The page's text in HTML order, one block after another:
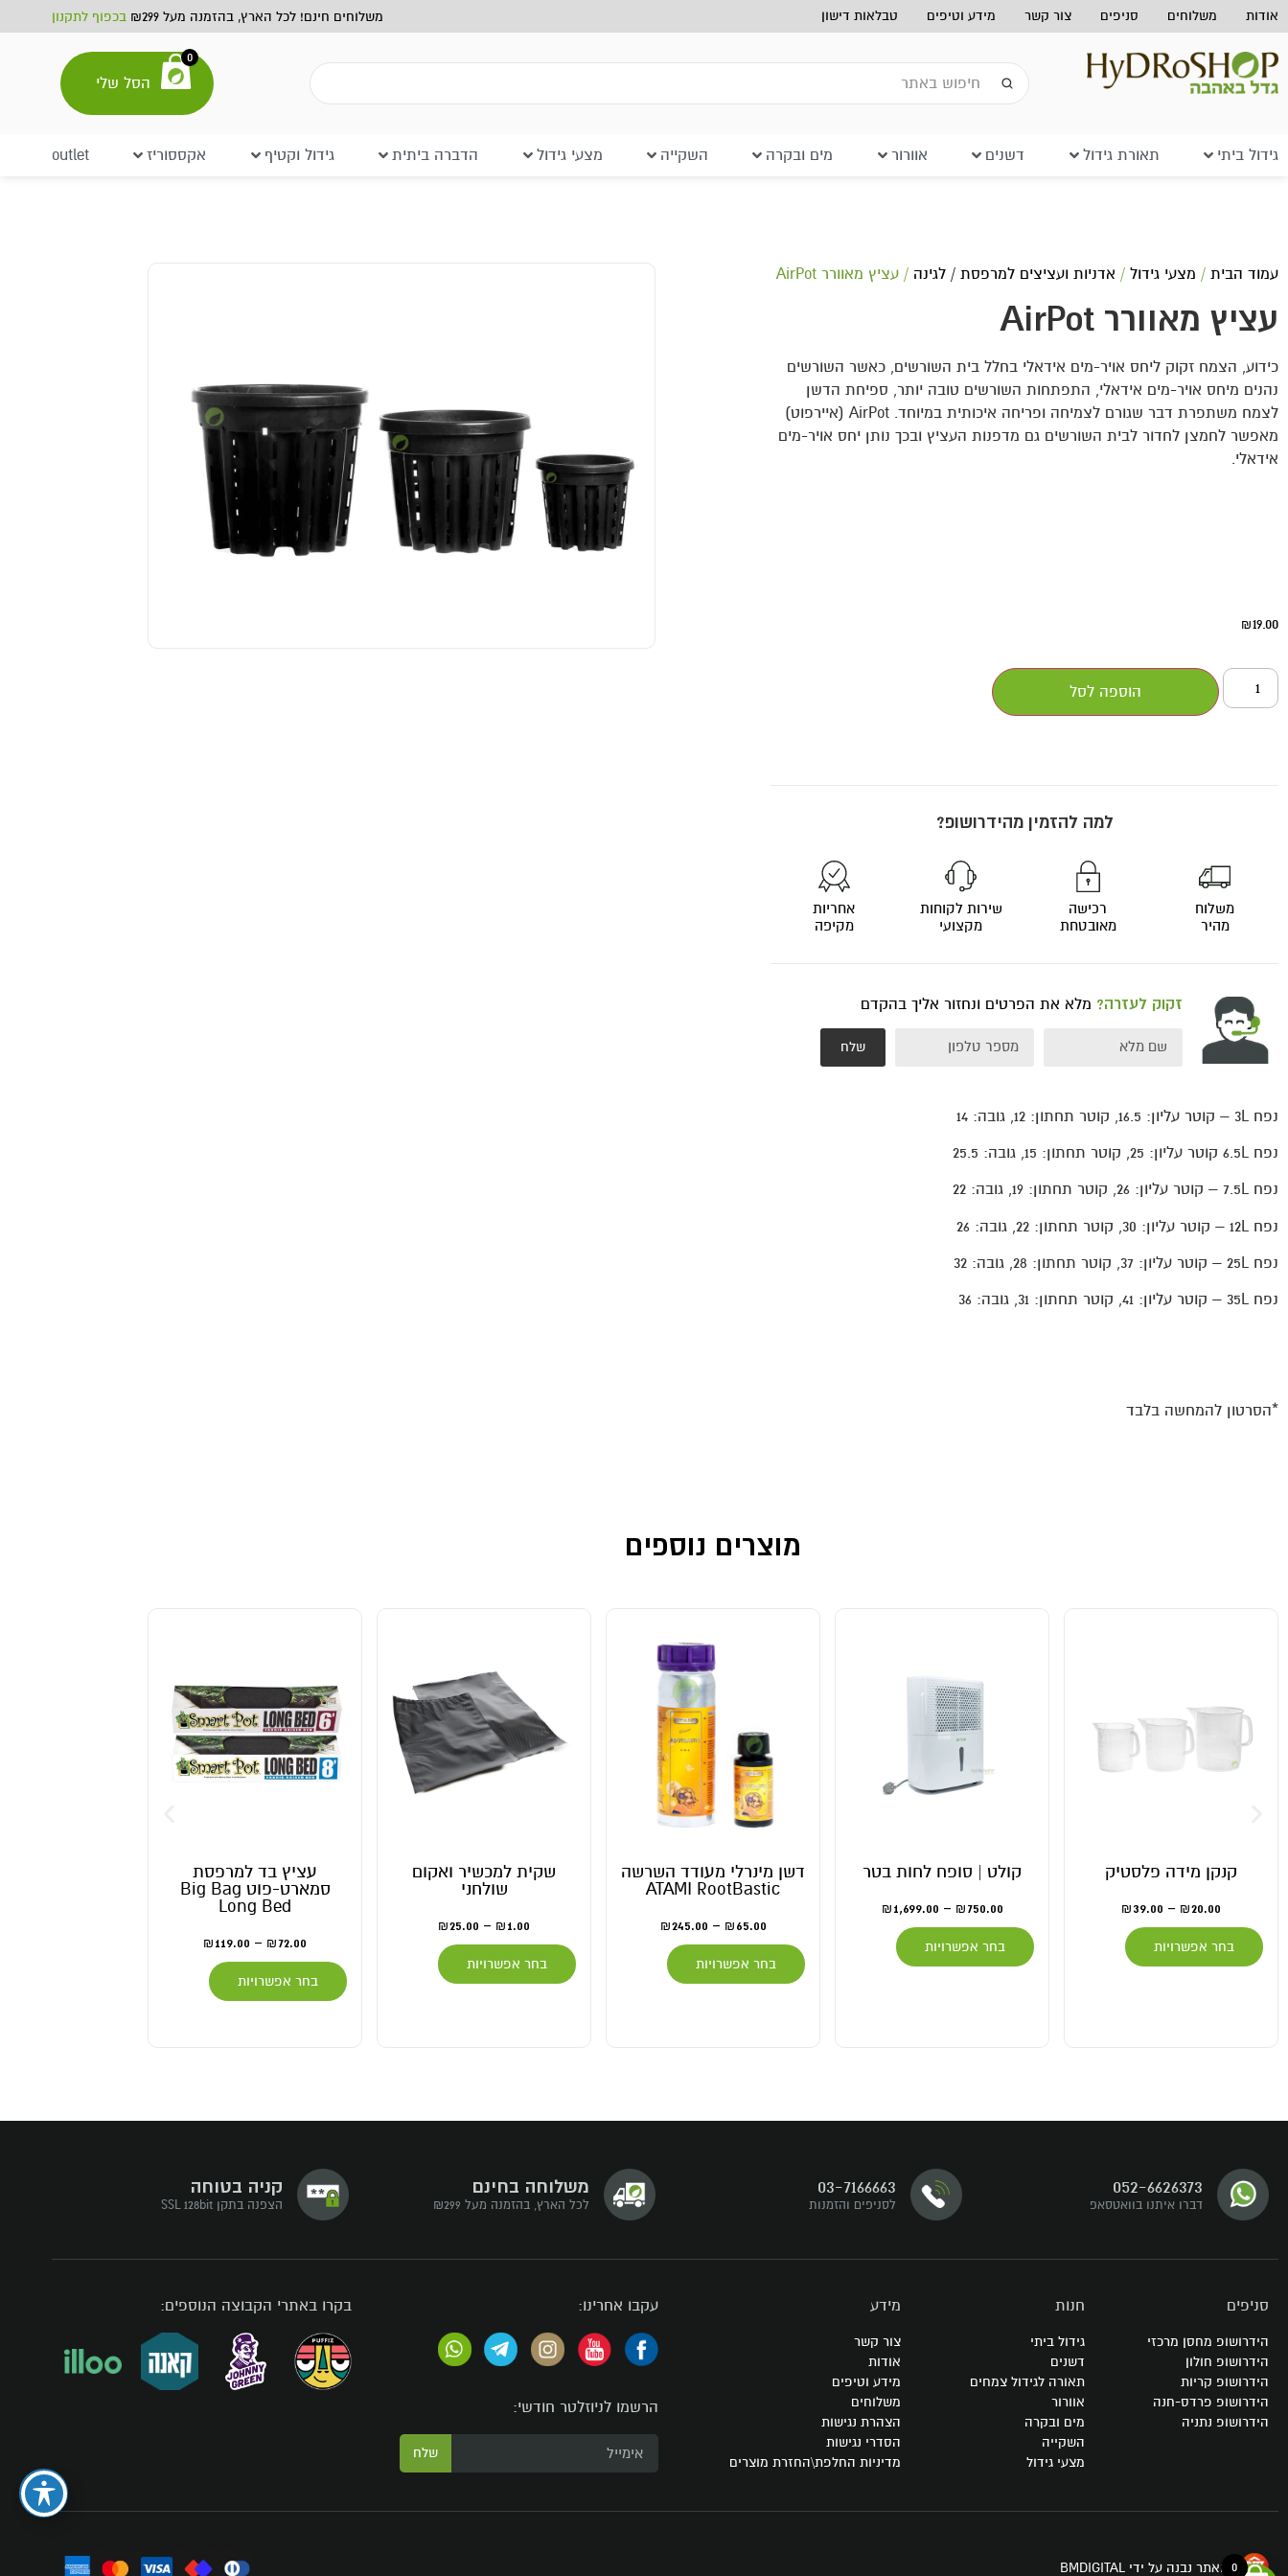
אודות משלוחים סניפים צור קשר מידע וטיפים טבלאות דישון משלוחים חינם! לכל הארץ, בהזמנה מעל ₪299 בכפוף לתקנון
0
הסל שלי
גידול ביתי תאורת גידול דשנים אוורור מים ובקרה השקייה מצעי גידול הדברה ביתית גידול וקטיף אקססוריז outlet
עמוד הבית / מצעי גידול / אדניות ועציצים למרפסת / לגינה / עציץ מאוורר AirPot
עציץ מאוורר AirPot
כידוע, הצמח זקוק ליחס אויר-מים אידאלי בחלל בית השורשים, כאשר השורשים
נהנים מיחס אויר-מים אידאלי, התפתחות השורשים טובה יותר, ספיחת הדשן
לצמח משתפרת דבר שגורם לצמיחה ופריחה איכותית במיוחד. AirPot (איירפוט)
מאפשר לחמצן לחדור לבית השורשים גם מדפנות העציץ ובכך נותן יחס אויר-מים
אידאלי.
₪19.00
הוספה לסל
למה להזמין מהידרושופ?
משלוח
מהיר
רכישה
מאובטחת
שירות לקוחות
מקצועי
אחריות
מקיפה
זקוק לעזרה? מלא את הפרטים ונחזור אליך בהקדם
שלח
נפח 3L – קוטר עליון: 16.5, קוטר תחתון: 12, גובה: 14
נפח 6.5L
קוטר עליון: 25, קוטר תחתון: 15, גובה:
25.5
נפח 7.5L – קוטר עליון: 26, קוטר תחתון: 19, גובה: 22
נפח 12L – קוטר עליון: 30, קוטר תחתון: 22, גובה: 26
נפח 25L – קוטר עליון: 37, קוטר תחתון: 28, גובה: 32
נפח 35L – קוטר עליון: 41, קוטר תחתון: 31, גובה: 36
*הסרטון להמחשה בלבד
מוצרים נוספים
קנקן מידה פלסטיק
–
₪39.00
בחר אפשרויות
קולט | סופח לחות בטר
–
₪ 1,699.00
בחר אפשרויות
דשן מינרלי מעודד השרשה
ATAMI RootBastic
–
₪ 245.00
בחר אפשרויות
שקית למכשיר ואקום
₪25.00
בחר אפשרויות
עציץ בד למרפסת
סמארט-פוט Big Bag
Long Bed
–
₪ 119.00
בחר אפשרויות
עקבו אחרינו
052-6626373
דברו איתנו בוואטסאפ
03-7166663
לסניפים והזמנות
משלוחה בחינם
לכל הארץ, בהזמנה מעל ₪299
קניה בטוחה
הצפנה בתקן SSL 128bit
סניפים
הידרושופ מחסן מרכזי
הידרושופ חולון
הידרושופ קריות
הידרושופ פרדס-חנה
הידרושופ נתניה
חנות
גידול ביתי
דשנים
תאורה לגידול צמחים
אוורור
מים ובקרה
השקייה
מצעי גידול
מידע
צור קשר
אודות
מידע וטיפים
משלוחים
הצהרת נגישות
הסדרי נגישות
מדיניות החלפת\החזרת מוצרים
עקבו אחרינו:
הרשמו לניוזלטר חודשי:
שלח
בקרו באתרי הקבוצה הנוספים:
האתר נבנה על ידי BMDIGITAL 0